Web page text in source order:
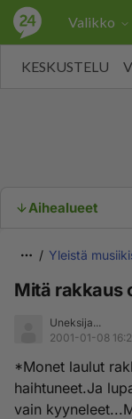
Valikko
KESKUSTELU
Aihealueet
Yleistä
Mitä rakkaus
Uneksija...
2001-01-08
*Monet laulut
haihtuneet.Ja
vain